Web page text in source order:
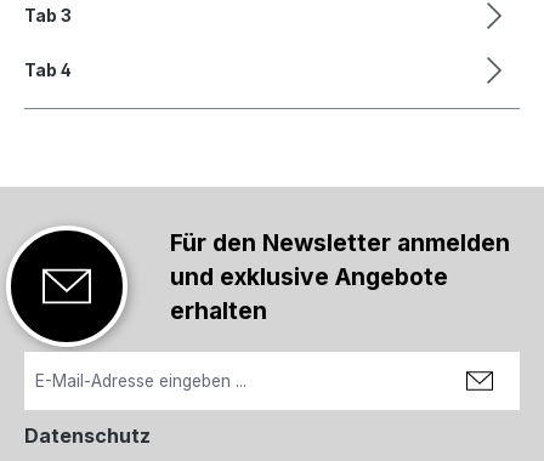
Tab 3
Tab 4
Für den Newsletter anmelden
und exklusive Angebote
erhalten
Datenschutz